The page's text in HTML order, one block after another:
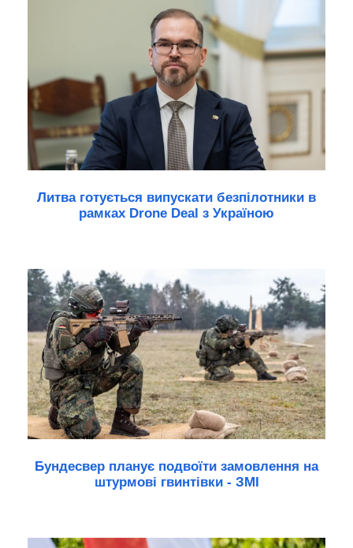
Литва готується випускати безпілотники в
рамках Drone Deal з Україною
Бундесвер планує подвоїти замовлення на
штурмові гвинтівки - ЗМІ